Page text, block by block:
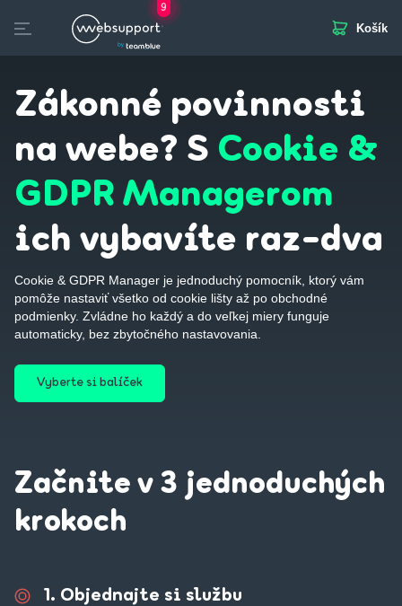
Skip
9
otvorených pozícií
Košík
Zákonné povinnosti
na webe? S Cookie &
GDPR Managerom
ich vybavíte raz-dva
Cookie & GDPR Manager je jednoduchý pomocník, ktorý vám
pomôže nastaviť všetko od cookie lišty až po obchodné
podmienky. Zvládne ho každý a do veľkej miery funguje
automaticky, bez zbytočného nastavovania.
Vyberte si balíček
Začnite v 3 jednoduchých
krokoch
1. Objednajte si službu